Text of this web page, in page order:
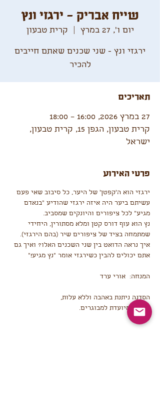
שייח אבריק - ירגזי ונץ
יום ו׳, 27 במרץ קרית טבעון
ירגזי ונץ - שני שכנים שאתם חייבים
להכיר
תאריכים
27 במרץ 2026, 16:00 – 18:00
קרית טבעון, הגפן 15, קרית טבעון,
ישראל
פרטי האירוע
ירגזי הוא ה'קפטן' של היער, כל סיבוב שאי פעם
עשיתם ביער היה איזה ירגזי שהודיע "בנאדם
מגיע" לכל ציפורים והיונקים שמסביב.
נץ הוא עוף דורס קטן ומלא מסתורין, היחידי
שמתמחה בציד של ציפורים שיר (בהם הירגזי).
איך נראה הדואט בין שני השכנים האלו? ואיך גם
אתם יכולים להבין כשירגזי אומר "נץ מגיע!"
המנחה:  אורי ערד
הסדנה ניתנת באהבה וללא עלות,
הסדנה מיועדת למבוגרים.
🕊️🕊️